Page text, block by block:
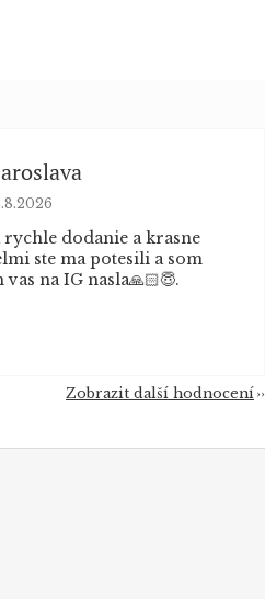
obchodu je 5 z 5
rychle dodanie a krasne
ste ma potesili a som
na IG nasla🙏🏻😇.
Zobrazit další hodnocení